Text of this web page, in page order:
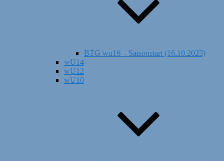
BTG wu16 – Saisonstart (16.10.2023)
wU14
wU12
wU10